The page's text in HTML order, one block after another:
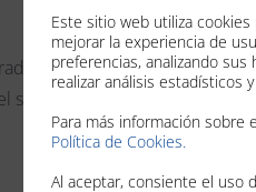
de gestión pinchandoaquí
sistema de gestión pinchando
Este sitio web utiliza
mejorar la experiencia de
preferencias, analizando
realizar análisis estadísticos
Para más información
Política de Cookies.
Al aceptar, consiente el uso